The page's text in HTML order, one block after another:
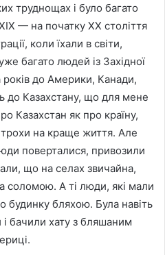
труднощах i було багато
— на початку XX столiття
коли їхали в свiти,
багато людей iз Захiдної
рокiв до Америки, Канади,
до Казахстану, що для мене
Казахстан як про країну,
на краще життя. Але
поверталися, привозили
що на селах звичайна,
соломою. А тi люди, якi мали
будинку бляхою. Була навiть
i бачили хату з бляшаним